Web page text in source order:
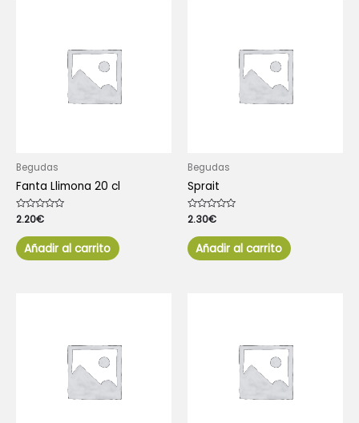
Begudas
Fanta Llimona 20 cl
Valorado
con
de
5
2.20€
Añadir al carrito
Begudas
Sprait
Valorado
con
de
5
2.30€
Añadir al carrito